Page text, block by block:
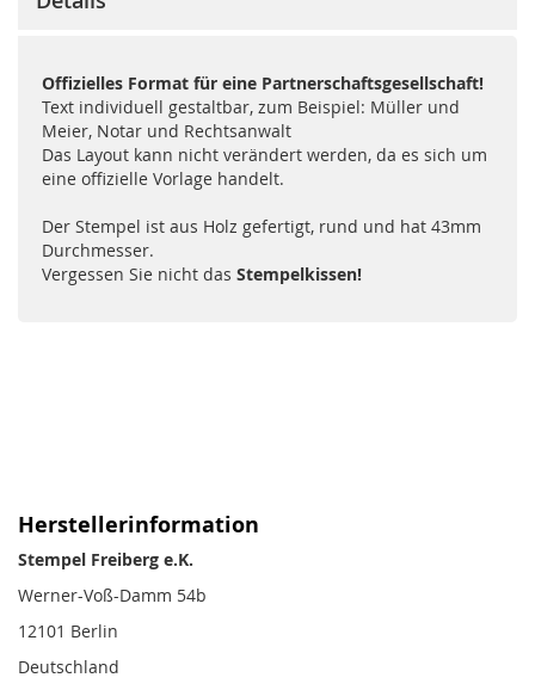
Offizielles Format für eine Partnerschaftsgesellschaft!
Text individuell gestaltbar, zum Beispiel: Müller und
Meier, Notar und Rechtsanwalt
Das Layout kann nicht verändert werden, da es sich um
eine offizielle Vorlage handelt.
Der Stempel ist aus Holz gefertigt, rund und hat 43mm
Durchmesser.
Vergessen Sie nicht das Stempelkissen!
Herstellerinformation
Stempel Freiberg e.K.
Werner-Voß-Damm 54b
12101 Berlin
Deutschland